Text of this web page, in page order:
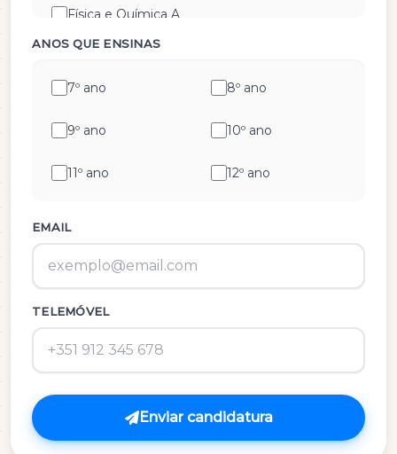
Física e Química A
História e Cultura das Artes
Inglês
M.A.C.S.
Matemática 3º Ciclo
Matemática A
Matemática B
Português
ANOS QUE ENSINAS
7º ano 8º ano
9º ano 10º ano
11º ano 12º ano
EMAIL
TELEMÓVEL
Enviar candidatura